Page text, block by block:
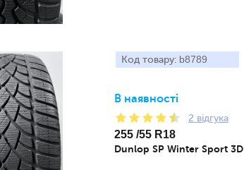
Код товару: b8789
В наявності
2 відгука
255 /55 R18
Dunlop SP Winter Sport 3D